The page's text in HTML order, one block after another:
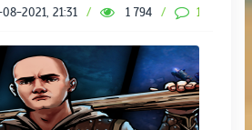
08-2021, 21:31 / 1 794 / 1